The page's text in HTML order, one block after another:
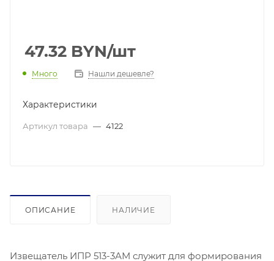
47.32 BYN/шт
Много Нашли дешевле?
Характеристики
Артикул товара — 4122
ОПИСАНИЕ НАЛИЧИЕ
Извещатель ИПР 513-3АМ служит для формирования